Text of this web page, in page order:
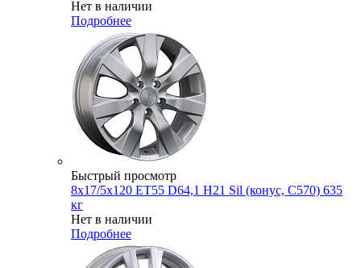
Нет в наличии
Подробнее
Быстрый просмотр
8x17/5x120 ET55 D64,1 H21 Sil (конус, C570) 635
кг
Нет в наличии
Подробнее